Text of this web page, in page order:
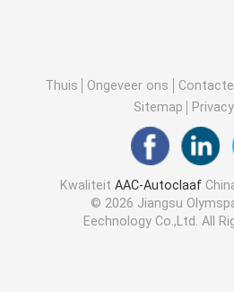
Thuis Ongeveer ons
Sitemap
Kwaliteit AAC-Autoclaaf
© 2026 Jiangsu
Eechnology Co.,Ltd. All